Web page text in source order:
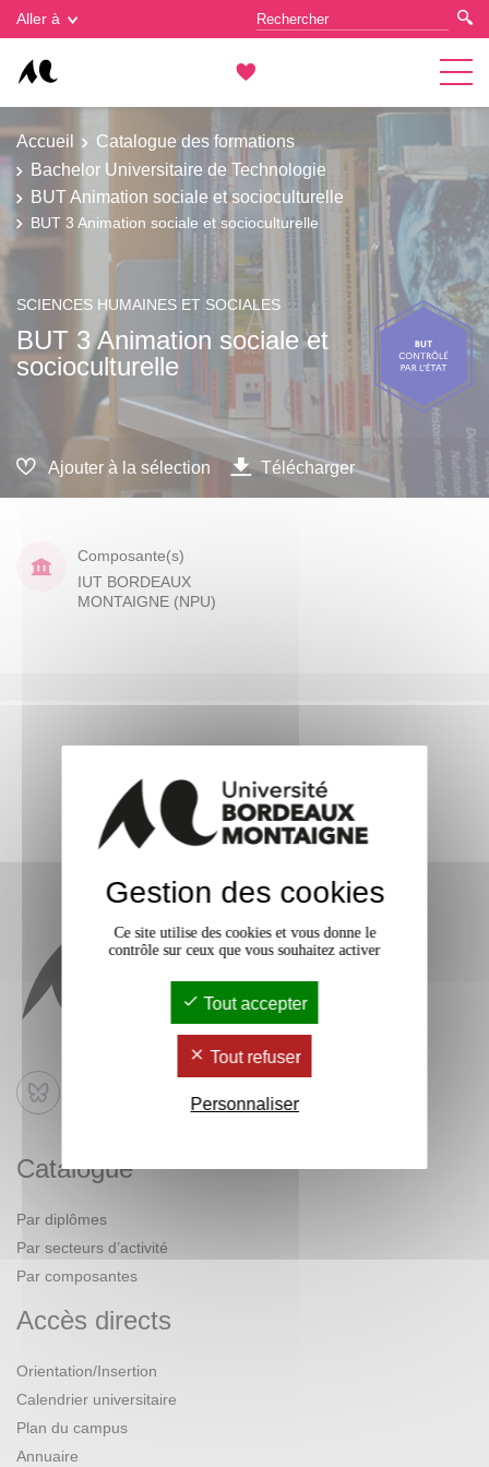
Aller à
Accueil
Catalogue des formations
Bachelor Universitaire de Technologie
BUT Animation sociale et socioculturelle
BUT 3 Animation sociale et socioculturelle
SCIENCES HUMAINES ET SOCIALES
BUT 3 Animation sociale et
socioculturelle
Ajouter à la sélection Télécharger
Composante(s)
IUT BORDEAUX
MONTAIGNE (NPU)
Bluesky
Catalogue
Par diplômes
Par secteurs d’activité
Par composantes
Accès directs
Orientation/Insertion
Calendrier universitaire
Plan du campus
Annuaire
Gestion des cookies
Gestion des cookies
Ce site utilise des cookies et vous donne le
contrôle sur ceux que vous souhaitez activer
Tout accepter
Tout refuser
Personnaliser